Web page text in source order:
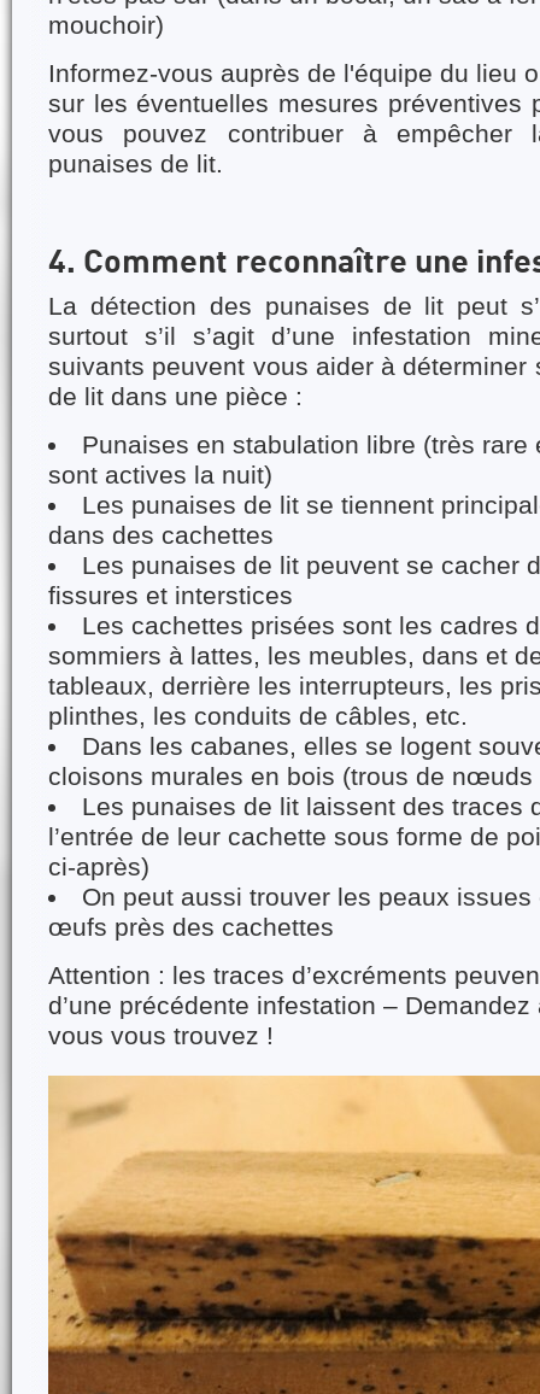
mouchoir)
Informez-vous auprès de l'équipe du lieu
sur les éventuelles mesures préventives
vous pouvez contribuer à empêcher
punaises de lit.
4. Comment reconnaître une
La détection des punaises de lit peut
surtout s’il s’agit d’une infestation
suivants peuvent vous aider à déterminer
de lit dans une pièce :
Punaises en stabulation libre (très rare
sont actives la nuit)
Les punaises de lit se tiennent
dans des cachettes
Les punaises de lit peuvent se cacher
fissures et interstices
Les cachettes prisées sont les cadres
sommiers à lattes, les meubles, dans et
tableaux, derrière les interrupteurs, les
plinthes, les conduits de câbles, etc.
Dans les cabanes, elles se logent
cloisons murales en bois (trous de nœuds
Les punaises de lit laissent des traces
l’entrée de leur cachette sous forme de
ci-après)
On peut aussi trouver les peaux
œufs près des cachettes
Attention : les traces d’excréments
d’une précédente infestation – Demandez
vous vous trouvez !